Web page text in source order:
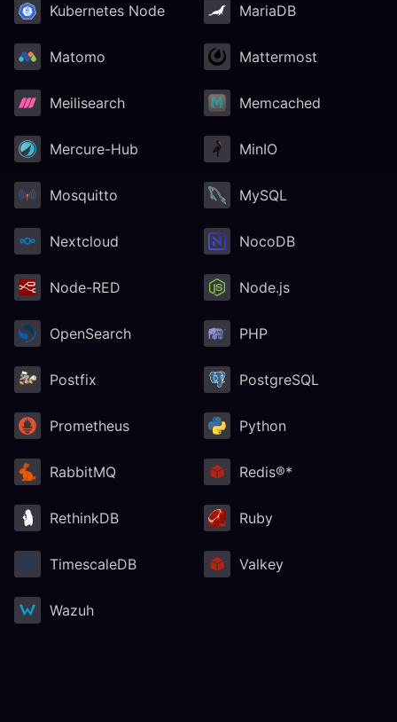
Valkey
Wazuh
Kubernetes Node MariaDB
Matomo Mattermost
Meilisearch Memcached
Mercure-Hub MinIO
Mosquitto MySQL
Nextcloud NocoDB
Node-RED Node.js
OpenSearch PHP
Postfix PostgreSQL
Prometheus Python
RabbitMQ Redis®*
RethinkDB Ruby
TimescaleDB Valkey
Wazuh